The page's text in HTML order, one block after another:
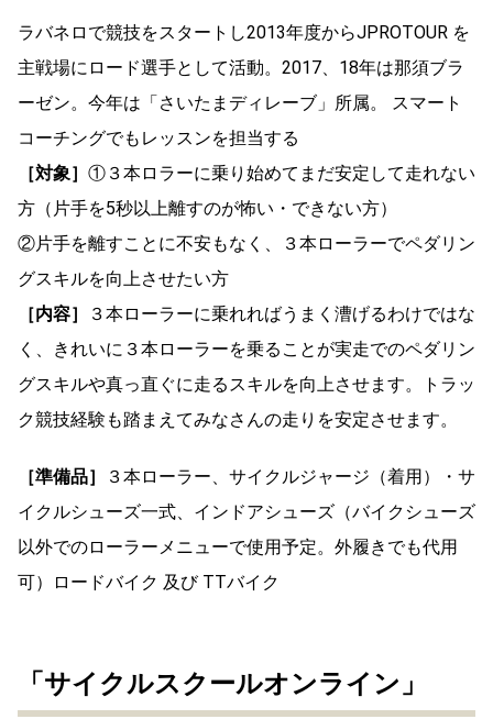
ラバネロで競技をスタートし2013年度からJPROTOUR を
主戦場にロード選手として活動。2017、18年は那須ブラ
ーゼン。今年は「さいたまディレーブ」所属。 スマート
コーチングでもレッスンを担当する
［対象］ ①３本ロラーに乗り始めてまだ安定して走れない
方（片手を5秒以上離すのが怖い・できない方）
②片手を離すことに不安もなく、３本ローラーでペダリン
グスキルを向上させたい方
［内容］
３本ローラーに乗れればうまく漕げるわけではな
く、きれいに３本ローラーを乗ることが実走でのペダリン
グスキルや真っ直ぐに走るスキルを向上させます。トラッ
ク競技経験も踏まえてみなさんの走りを安定させます。
［準備品］
３本ローラー、サイクルジャージ（着用）・サ
イクルシューズ一式、インドアシューズ（バイクシューズ
以外でのローラーメニューで使用予定。外履きでも代用
可）ロードバイク 及び TTバイク
「サイクルスクールオンライン」